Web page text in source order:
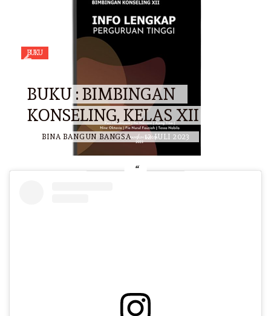
BUKU
BUKU : BIMBINGAN
KONSELING, KELAS XII
BINA BANGUN BANGSA / 12 JULI 2023